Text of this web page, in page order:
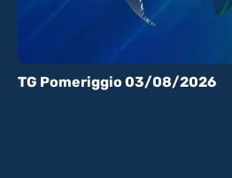
TG Pomeriggio 03/08/2026